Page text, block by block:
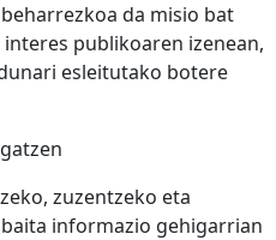
da misio bat
publikoaren izenean,
esleitutako botere
zuzentzeko eta
informazio gehigarrian